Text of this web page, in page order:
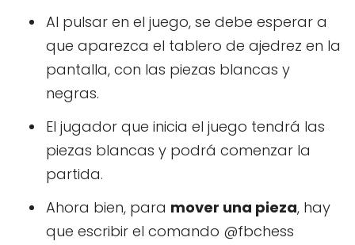
Al pulsar en el juego, se debe esperar a
que aparezca el tablero de ajedrez en la
pantalla, con las piezas blancas y
negras.
El jugador que inicia el juego tendrá las
piezas blancas y podrá comenzar la
partida.
Ahora bien, para mover una pieza, hay
que escribir el comando @fbchess